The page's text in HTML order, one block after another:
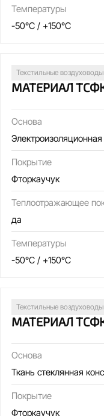
Температуры
-50°C / +150°C
Текстильные воздуховоды
МАТЕРИАЛ
Основа
Электроизоляционная
Покрытие
Фторкаучук
Теплоотражающее
да
Температуры
-50°C / +150°C
Текстильные воздуховоды
МАТЕРИАЛ
Основа
Ткань стеклянная
Покрытие
Фторкаучук